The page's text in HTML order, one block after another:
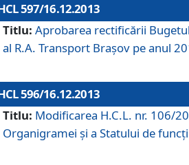
597/16.12.2013
Titlu: Aprobarea rectificării
al R.A. Transport Braşov pe anul
596/16.12.2013
Titlu: Modificarea H.C.L. nr. 106/
Organigramei şi a Statului de